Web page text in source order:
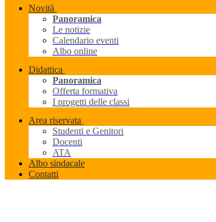
Novità
Panoramica
Le notizie
Calendario eventi
Albo online
Didattica
Panoramica
Offerta formativa
I progetti delle classi
Area riservata
Studenti e Genitori
Docenti
ATA
Albo sindacale
Contatti